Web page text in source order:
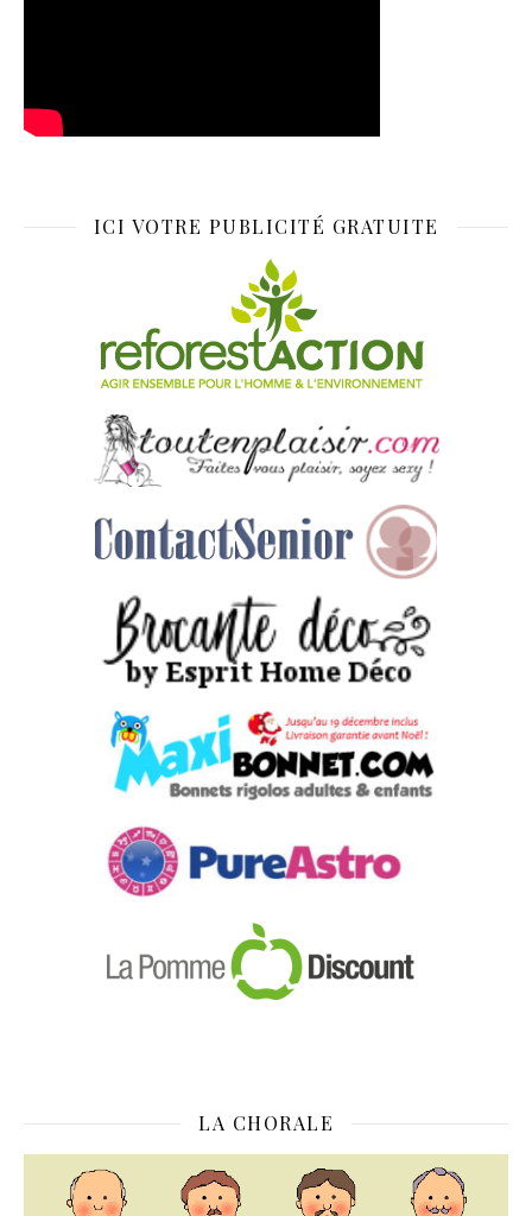
ICI VOTRE PUBLICITÉ GRATUITE
LA CHORALE